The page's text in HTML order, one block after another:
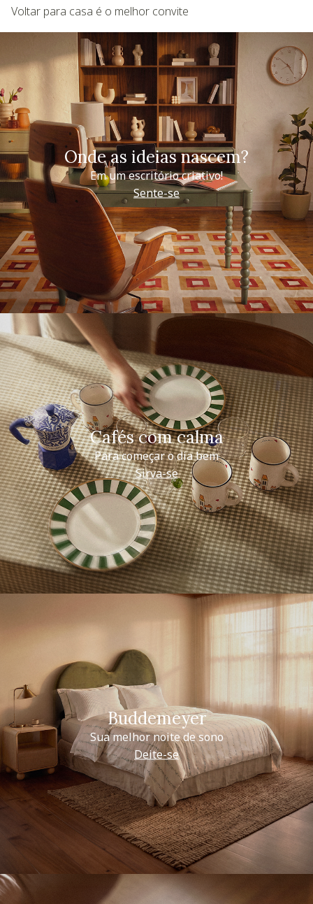
Voltar para casa é o melhor convite
Onde as ideias nascem?
Em um escritório criativo!
Sente-se
Cafés com calma
Para começar o dia bem
Sirva-se
Buddemeyer
Sua melhor noite de sono
Deite-se